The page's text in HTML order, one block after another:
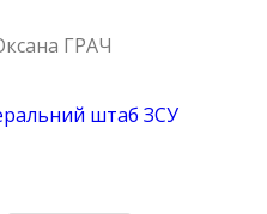
ГРАЧ
штаб ЗСУ